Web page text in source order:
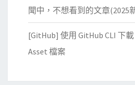
聞中，不想看到的文章(2025
[GitHub] 使用 GitHub CLI 下
Asset 檔案